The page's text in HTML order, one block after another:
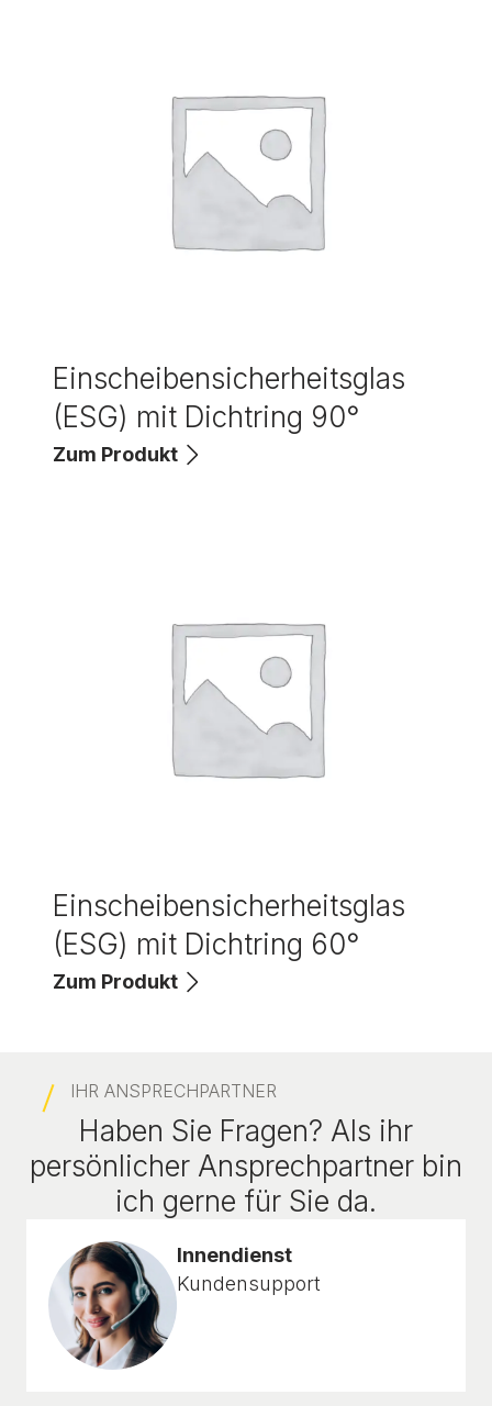
Einscheibensicherheitsglas
(ESG) mit Dichtring 90°
Zum Produkt
Einscheibensicherheitsglas
(ESG) mit Dichtring 60°
Zum Produkt
IHR ANSPRECHPARTNER
Haben Sie Fragen? Als ihr
persönlicher Ansprechpartner bin
ich gerne für Sie da.
Innendienst
Kundensupport